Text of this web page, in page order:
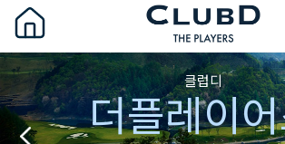
클럽디
더플레이